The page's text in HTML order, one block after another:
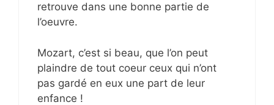
retrouve dans une bonne partie de
l’oeuvre.
Mozart, c’est si beau, que l’on peut
plaindre de tout coeur ceux qui n’ont
pas gardé en eux une part de leur
enfance !